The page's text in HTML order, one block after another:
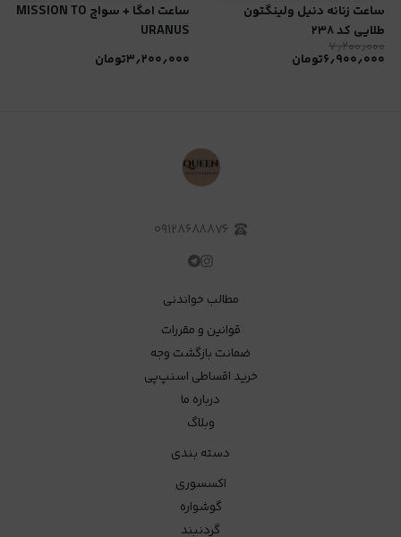
ساعت زنانه دنیل ولینگتون
طلایی کد ۲۳۸
۷٫۲۰۰٫۰۰۰
۶٫۹۰۰٫۰۰۰تومان
ساعت‌ امگا‌ + سواچ MISSION TO
URANUS
۳٫۲۰۰٫۰۰۰تومان
۰۹۱۲۸۶۸۸۸۷۶
مطالب خواندنی
قوانین و مقررات
ضمانت بازگشت وجه
خرید اقساطی اسنپ‌پی
درباره ما
وبلاگ
دسته بندی
اکسسوری
گوشواره
گردنبند